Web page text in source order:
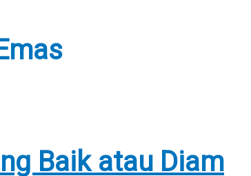
Baik atau Diam